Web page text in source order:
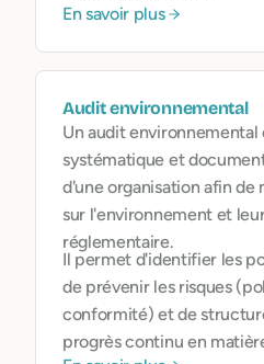
En savoir plus
Audit environnemental
Un audit environnemental
systématique et
d'une organisation afin
sur l'environnement et
réglementaire.
Il permet d'identifier les
de prévenir les risques
conformité) et de
progrès continu en